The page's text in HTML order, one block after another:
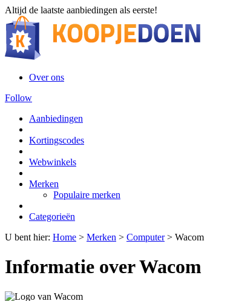
Altijd de laatste aanbiedingen als eerste!
Over ons
Follow
Aanbiedingen
Kortingscodes
Webwinkels
Merken
Populaire merken
Categorieën
U bent hier: Home > Merken > Computer> Wacom
Informatie over Wacom